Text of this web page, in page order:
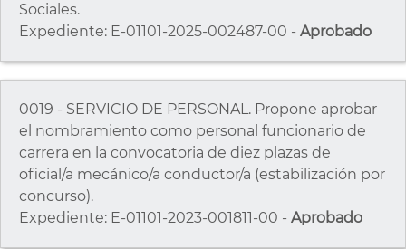
Sociales.
Expediente: E-01101-2025-002487-00 - Aprobado
0019 - SERVICIO DE PERSONAL. Propone aprobar
el nombramiento como personal funcionario de
carrera en la convocatoria de diez plazas de
oficial/a mecánico/a conductor/a (estabilización por
concurso).
Expediente: E-01101-2023-001811-00 - Aprobado